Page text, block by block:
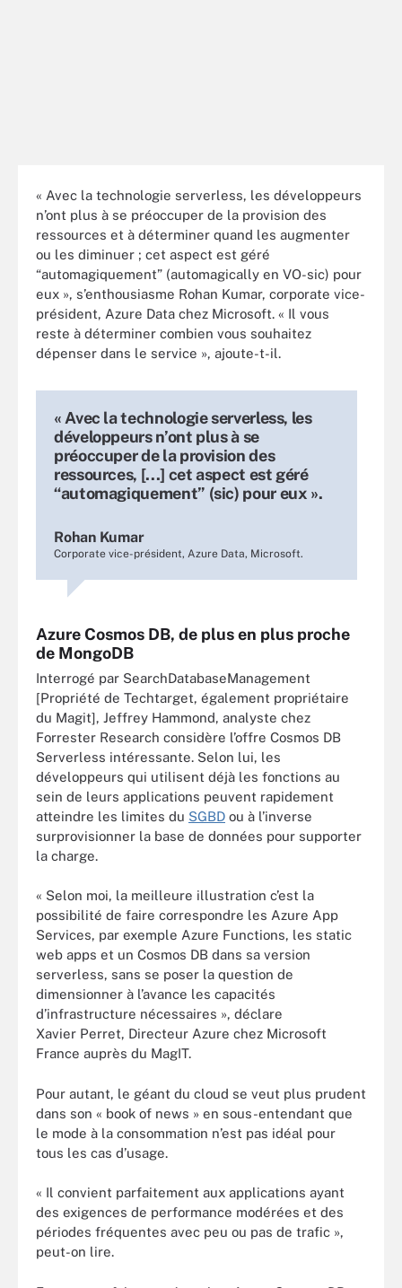
« Avec la technologie serverless, les développeurs
n’ont plus à se préoccuper de la provision des
ressources et à déterminer quand les augmenter
ou les diminuer ; cet aspect est géré
“automagiquement” (automagically en VO-sic) pour
eux », s’enthousiasme Rohan Kumar, corporate vice-
président, Azure Data chez Microsoft. « Il vous
reste à déterminer combien vous souhaitez
dépenser dans le service », ajoute-t-il.
« Avec la technologie serverless, les
développeurs n’ont plus à se
préoccuper de la provision des
ressources, [...] cet aspect est géré
“automagiquement” (sic) pour eux ».
Rohan Kumar
Corporate vice-président, Azure Data, Microsoft.
Azure Cosmos DB, de plus en plus proche
de MongoDB
Interrogé par SearchDatabaseManagement
[Propriété de Techtarget, également propriétaire
du Magit], Jeffrey Hammond, analyste chez
Forrester Research considère l’offre Cosmos DB
Serverless intéressante. Selon lui, les
développeurs qui utilisent déjà les fonctions au
sein de leurs applications peuvent rapidement
atteindre les limites du SGBD ou à l’inverse
surprovisionner la base de données pour supporter
la charge.
« Selon moi, la meilleure illustration c’est la
possibilité de faire correspondre les Azure App
Services, par exemple Azure Functions, les static
web apps et un Cosmos DB dans sa version
serverless, sans se poser la question de
dimensionner à l’avance les capacités
d’infrastructure nécessaires », déclare
Xavier Perret, Directeur Azure chez Microsoft
France auprès du MagIT.
Pour autant, le géant du cloud se veut plus prudent
dans son « book of news » en sous-entendant que
le mode à la consommation n’est pas idéal pour
tous les cas d’usage.
« Il convient parfaitement aux applications ayant
des exigences de performance modérées et des
périodes fréquentes avec peu ou pas de trafic »,
peut-on lire.